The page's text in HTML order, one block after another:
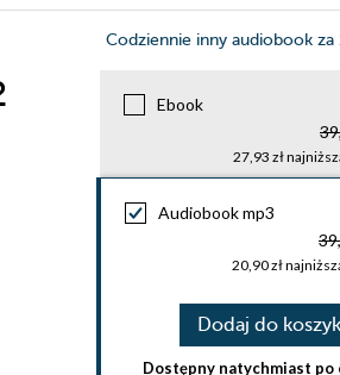
Codziennie inny audiobook za
Ebook
27,93 zł
Audiobook mp3
20,90 zł
Dodaj do
Dostępny natychmiast po